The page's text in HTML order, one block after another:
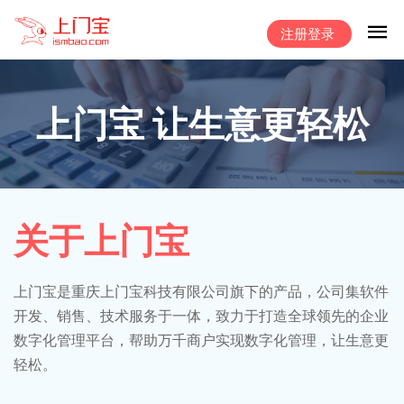
注册登录
上门宝 让生意更轻松
关于上门宝
上门宝是重庆上门宝科技有限公司旗下的产品，公司集软件
开发、销售、技术服务于一体，致力于打造全球领先的企业
数字化管理平台，帮助万千商户实现数字化管理，让生意更
轻松。